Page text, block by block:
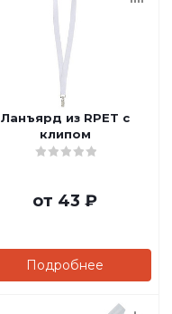
Ланъярд из RPET с
клипом
от 43 ₽
Подробнее